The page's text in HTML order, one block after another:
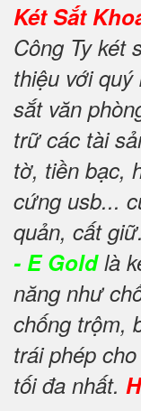
Két Sắt
Công Ty két
thiệu với
sắt văn
trữ các tài
tờ, tiền bạc,
cứng usb...
quản, cất giữ.
- E Goldlà
năng như
chống trộm,
trái phép
tối đa nhất.